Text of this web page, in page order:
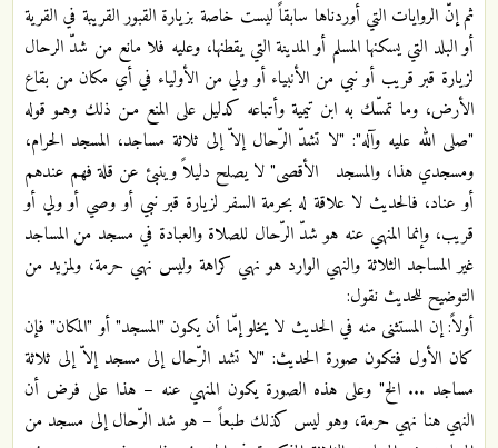
ثم إنّ الروايات التي أوردناها سابقاً ليست خاصة بزيارة القبور القريبة في القرية
أو البلد التي يسكنها المسلم أو المدينة التي يقطنها، وعليه فلا مانع من شدّ الرحال
لزيارة قبر قريب أو نبي من الأنبياء أو ولي من الأولياء في أي مكان من بقاع
الأرض، وما تمسّك به ابن تيمية وأتباعه كدليل على المنع مـن ذلك وهـو قوله
"صلى الله عليه وآله": "لا تشدّ الرّحال إلاّ إلى ثلاثة مساجد، المسجد الحرام،
ومسجدي هذا، والمسجد الأقصى" لا يصلح دليلاً وينبئ عن قلة فهم عندهم
أو عناد، فالحديث لا علاقة له بحرمة السفر لزيارة قبر نبي أو وصي أو ولي أو
قريب، وإنما المنهي عنه هو شدّ الرّحال للصلاة والعبادة في مسجد من المساجد
غير المساجد الثلاثة والنهي الوارد هو نهي كراهة وليس نهي حرمة، ولمزيد من
التوضيح للحديث نقول:
أولاً: إن المستثنى منه في الحديث لا يخلو إمّا أن يكون "المسجد" أو "المكان" فإن
كان الأول فتكون صورة الحديث: "لا تشد الرّحال إلى مسجد إلاّ إلى ثلاثة
مساجد ... الخ" وعلى هذه الصورة يكون المنهي عنه – هذا على فرض أن
النهي هنا نهي حرمة، وهو ليس كذلك طبعاً – هو شد الرّحال إلى مسجد من